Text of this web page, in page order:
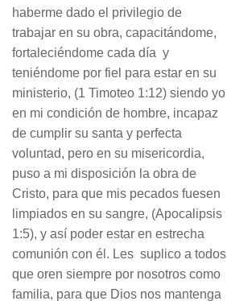
haberme dado el privilegio de
trabajar en su obra, capacitándome,
fortaleciéndome cada día y
teniéndome por fiel para estar en su
ministerio, (1 Timoteo 1:12) siendo yo
en mi condición de hombre, incapaz
de cumplir su santa y perfecta
voluntad, pero en su misericordia,
puso a mi disposición la obra de
Cristo, para que mis pecados fuesen
limpiados en su sangre, (Apocalipsis
1:5), y así poder estar en estrecha
comunión con él. Les suplico a todos
que oren siempre por nosotros como
familia, para que Dios nos mantenga